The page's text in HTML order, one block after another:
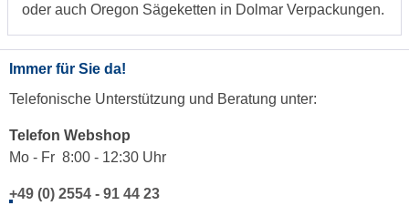
oder auch Oregon Sägeketten in Dolmar Verpackungen.
Immer für Sie da!
Telefonische Unterstützung und Beratung unter:
Telefon Webshop
Mo - Fr 8:00 - 12:30 Uhr
+49 (0) 2554 - 91 44 23